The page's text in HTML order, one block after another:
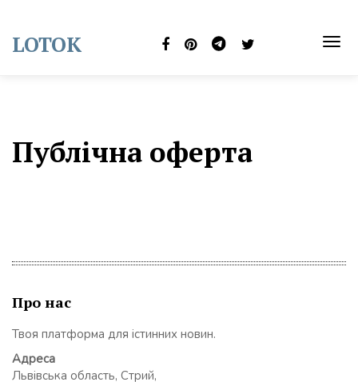
content
LOTOK
Публічна оферта
Про нас
Твоя платформа для істинних новин.
Адреса
Львівська область, Стрий,